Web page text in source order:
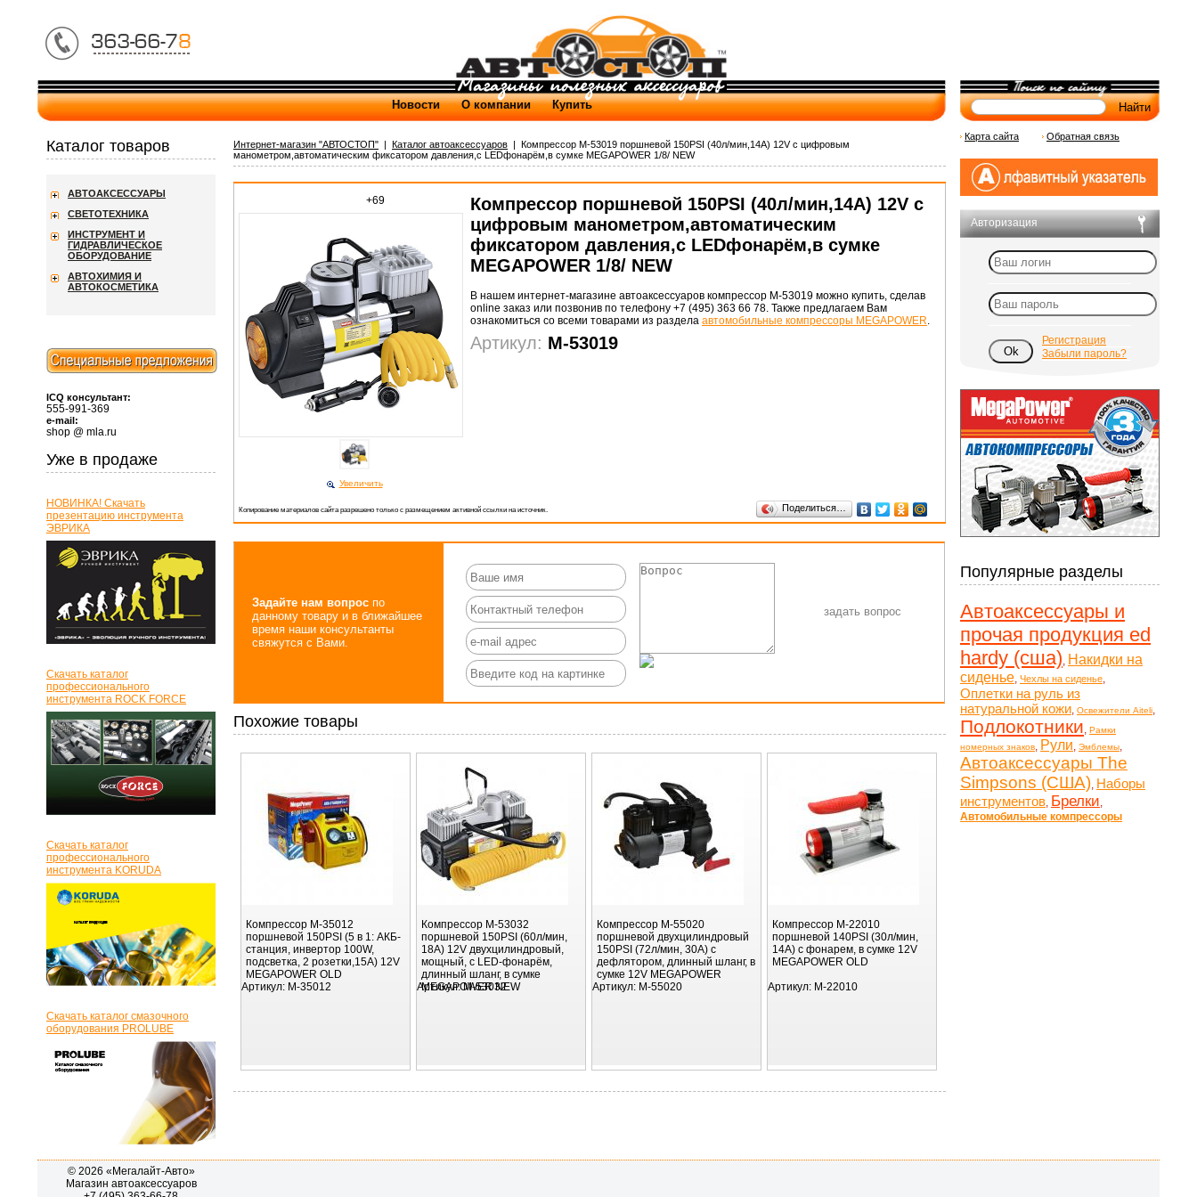
Новости О компании Купить
Интернет-магазин "АВТОСТОП" | Каталог автоаксессуаров | Компрессор M-53019 поршневой 150PSI (40л/мин,14A) 12V с цифровым
манометром,автоматическим фиксатором давления,с LEDфонарём,в сумке MEGAPOWER 1/8/ NEW
+69
Увеличить
Компрессор поршневой 150PSI (40л/мин,14A) 12V с
цифровым манометром,автоматическим
фиксатором давления,с LEDфонарём,в сумке
MEGAPOWER 1/8/ NEW
В нашем интернет-магазине автоаксессуаров компрессор M-53019 можно купить, сделав
online заказ или позвонив по телефону +7 (495) 363 66 78. Также предлагаем Вам
ознакомиться со всеми товарами из раздела автомобильные компрессоры MEGAPOWER.
Артикул: M-53019
Копирование материалов сайта разрешено только с размещением активной ссылки на источник. Поделиться…
Задайте нам вопрос по
данному товару и в ближайшее
время наши консультанты
свяжутся с Вами.
Похожие товары
Компрессор M-35012
поршневой 150PSI (5 в 1: АКБ-
станция, инвертор 100W,
подсветка, 2 розетки,15A) 12V
MEGAPOWER OLD
Артикул: M-35012
Компрессор M-53032
поршневой 150PSI (60л/мин,
18A) 12V двухцилиндровый,
мощный, с LED-фонарём,
длинный шланг, в сумке
MEGAPOWER NEW
Артикул:M-53032
Компрессор M-55020
поршневой двухцилиндровый
150PSI (72л/мин, 30А) с
дефлятором, длинный шланг, в
сумке 12V MEGAPOWER
Артикул: M-55020
Компрессор M-22010
поршневой 140PSI (30л/мин,
14А) с фонарем, в сумке 12V
MEGAPOWER OLD
Артикул: M-22010
Каталог товаров
АВТОАКСЕССУАРЫ
СВЕТОТЕХНИКА
ИНСТРУМЕНТ И
ГИДРАВЛИЧЕСКОЕ
ОБОРУДОВАНИЕ
АВТОХИМИЯ И
АВТОКОСМЕТИКА
ICQ консультант:
555-991-369
e-mail:
shop @ mla.ru
Уже в продаже
НОВИНКА! Скачать
презентацию инструмента
ЭВРИКА
Скачать каталог
профессионального
инструмента ROCK FORCE
Скачать каталог
профессионального
инструмента KORUDA
Скачать каталог смазочного
оборудования PROLUBE
Карта сайта Обратная связь
Авторизация
Регистрация
Забыли пароль?
Популярные разделы
Автоаксессуары и
прочая продукция ed
hardy (сша), Накидки на
сиденье, Чехлы на сиденье,
Оплетки на руль из
натуральной кожи, Освежители Aiteli,
Подлокотники, Рамки
номерных знаков, Рули, Эмблемы,
Автоаксессуары The
Simpsons (США), Наборы
инструментов, Брелки,
Автомобильные компрессоры
© 2026 «Мегалайт-Авто»
Магазин автоаксессуаров